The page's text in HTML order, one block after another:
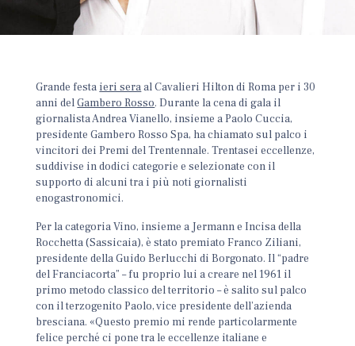
Grande festa ieri seraal Cavalieri Hilton di Roma per i 30
anni delGambero Rosso.Durante la cena di gala il
giornalista Andrea Vianello, insieme a Paolo Cuccia,
presidente Gambero Rosso Spa, ha chiamato sul palco i
vincitori dei Premi del Trentennale. Trentasei eccellenze,
suddivise in dodici categorie e selezionate con il
supporto di alcuni tra i più noti giornalisti
enogastronomici.
Per la categoria Vino, insieme a Jermann e Incisa della
Rocchetta (Sassicaia), è stato premiato Franco Ziliani,
presidente della Guido Berlucchi di Borgonato. Il “padre
del Franciacorta” – fu proprio lui a creare nel 1961 il
primo metodo classico del territorio – è salito sul palco
con il terzogenito Paolo, vice presidente dell’azienda
bresciana. «Questo premio mi rende particolarmente
felice perché ci pone tra le eccellenze italiane e